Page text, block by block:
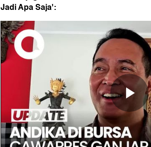
Jadi Apa Saja':